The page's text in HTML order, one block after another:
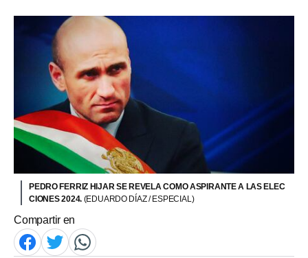
PEDRO FERRIZ HIJAR SE REVELA COMO ASPIRANTE A LAS ELEC
CIONES 2024. (EDUARDO DÍAZ / ESPECIAL)
Compartir en